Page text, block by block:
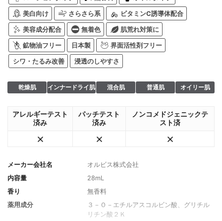
美白向け さらさら系 ビタミンC誘導体配合
美容成分配合 無着色 肌荒れ対策に
鉱物油フリー 日本製 界面活性剤フリー
シワ・たるみ改善 浸透のしやすさ
乾燥肌 インナードライ肌 混合肌 普通肌 オイリー肌
アレルギーテスト
済み
パッチテスト
済み
ノンコメドジェニックテ
スト済
メーカー会社名
オルビス株式会社
内容量
28mL
香り
無香料
薬用成分
３－Ｏ－エチルアスコルビン酸、グリチル
リチン酸２Ｋ